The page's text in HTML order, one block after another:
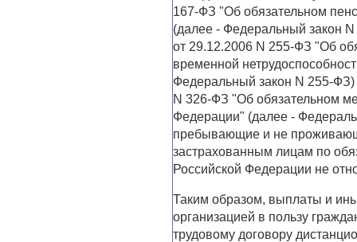
167-ФЗ "Об обязательном
(далее - Федеральный закон
от 29.12.2006 N 255-ФЗ "Об
временной
Федеральный закон N 255-ФЗ)
N 326-ФЗ "Об обязательном
Федерации" (далее -
пребывающие и не
застрахованным лицам по
Российской Федерации не
Таким образом, выплаты и
организацией в пользу
трудовому договору